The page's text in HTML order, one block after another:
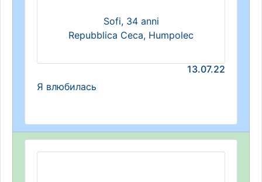
Sofi, 34 anni
Repubblica Ceca, Humpolec
13.07.22
Я влюбилась